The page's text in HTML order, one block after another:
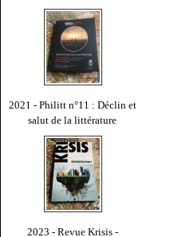
2021 - Philitt n°11 : Déclin et
salut de la littérature
2023 - Revue Krisis -